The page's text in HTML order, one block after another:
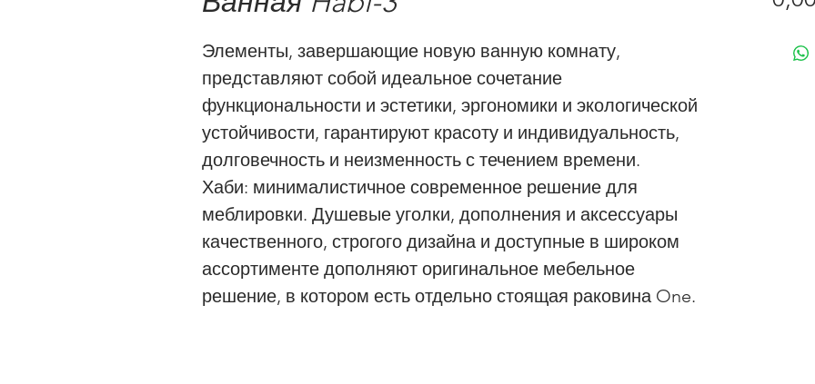
Элементы, завершающие новую ванную комнату,
представляют собой идеальное сочетание
функциональности и эстетики, эргономики и экологической
устойчивости, гарантируют красоту и индивидуальность,
долговечность и неизменность с течением времени.
Хаби: минималистичное современное решение для
меблировки. Душевые уголки, дополнения и аксессуары
качественного, строгого дизайна и доступные в широком
ассортименте дополняют оригинальное мебельное
решение, в котором есть отдельно стоящая раковина One.